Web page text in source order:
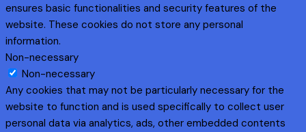
ensures basic functionalities and security features of the
website. These cookies do not store any personal
information.
Non-necessary
Non-necessary
Any cookies that may not be particularly necessary for the
website to function and is used specifically to collect user
personal data via analytics, ads, other embedded contents